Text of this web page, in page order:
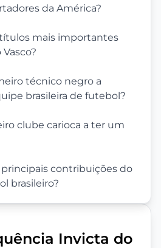
da América?
mais importantes
técnico negro a
brasileira de futebol?
clube carioca a ter um
principais contribuições do
brasileiro?
Invicta do